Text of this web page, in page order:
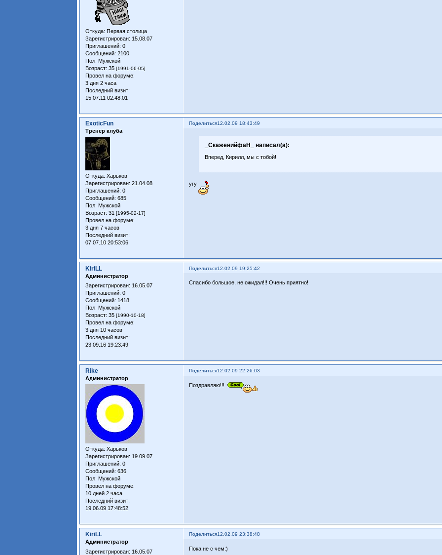
Откуда: Первая столица
Зарегистрирован: 15.08.07
Приглашений: 0
Сообщений: 2100
Пол: Мужской
Возраст: 35[1991-06-05]
Провел на форуме:
3 дня 2 часа
Последний визит:
15.07.11 02:48:01
Поделиться12.02.09 18:43:49
ExoticFun
Тренер клуба
Откуда: Харьков
Зарегистрирован: 21.04.08
Приглашений: 0
Сообщений: 685
Пол: Мужской
Возраст: 31[1995-02-17]
Провел на форуме:
3 дня 7 часов
Последний визит:
07.07.10 20:53:06
_СкаженийфаН_ написал(а):
Вперед, Кирилл, мы с тобой!
угу
Поделиться12.02.09 19:25:42
KiriLL
Администратор
Зарегистрирован: 16.05.07
Приглашений: 0
Сообщений: 1418
Пол: Мужской
Возраст: 35[1990-10-18]
Провел на форуме:
3 дня 10 часов
Последний визит:
23.09.16 19:23:49
Спасибо большое, не ожидал!!! Очень приятно!
Поделиться12.02.09 22:26:03
Rike
Администратор
Откуда: Харьков
Зарегистрирован: 19.09.07
Приглашений: 0
Сообщений: 636
Пол: Мужской
Провел на форуме:
10 дней 2 часа
Последний визит:
19.06.09 17:48:52
Поздравляю!!!
Поделиться12.02.09 23:38:48
KiriLL
Администратор
Зарегистрирован: 16.05.07
Пока не с чем:)